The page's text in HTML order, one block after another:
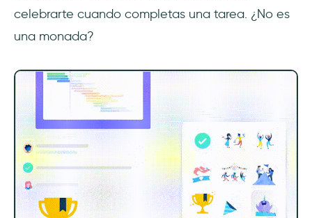
celebrarte cuando completas una tarea. ¿No es
una monada?